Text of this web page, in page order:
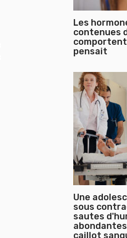
Les
contenues
comportent
pensait
Une
sous
sautes
caillot